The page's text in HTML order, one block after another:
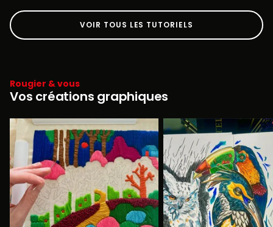
VOIR TOUS LES TUTORIELS
Rougier & vous
Vos créations graphiques